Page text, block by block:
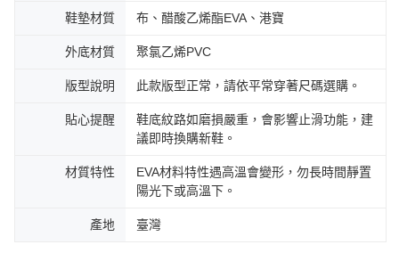
鞋墊材質 布、醋酸乙烯酯EVA、港寶
外底材質 聚氯乙烯PVC
版型說明 此款版型正常，請依平常穿著尺碼選購。
貼心提醒
鞋底紋路如磨損嚴重，會影響止滑功能，建
議即時換購新鞋。
材質特性
EVA材料特性遇高溫會變形，勿長時間靜置
陽光下或高溫下。
產地 臺灣